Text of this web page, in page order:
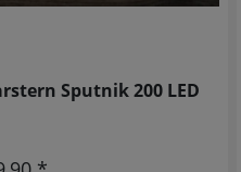
Sputnik 200 LED